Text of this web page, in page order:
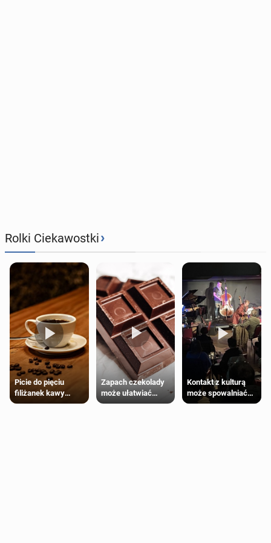
Rolki Ciekawostki›
Picie do pięciu
filiżanek kawy
dziennie jest
Zapach czekolady
może ułatwiać
trening siłowy
Kontakt z kulturą
może spowalniać
starzenie